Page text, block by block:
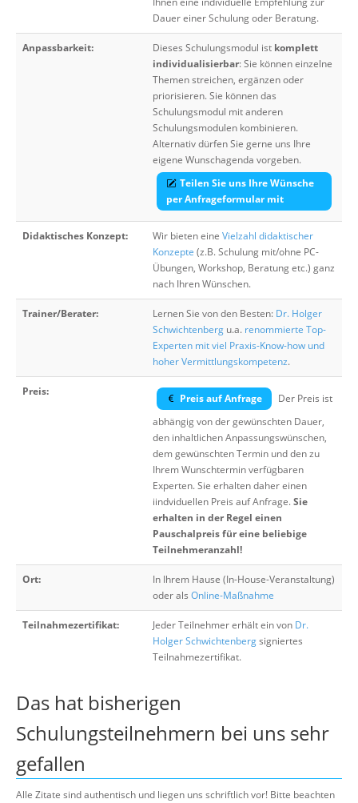
Dauer einer Schulung oder Beratung.
Anpassbarkeit: Dieses Schulungsmodul ist komplett
individualisierbar: Sie können einzelne
Themen streichen, ergänzen oder
priorisieren. Sie können das
Schulungsmodul mit anderen
Schulungsmodulen kombinieren.
Alternativ dürfen Sie gerne uns Ihre
eigene Wunschagenda vorgeben.
Teilen Sie uns Ihre Wünsche
per Anfrageformular mit
Didaktisches Konzept: Wir bieten eine Vielzahl didaktischer
Konzepte (z.B. Schulung mit/ohne PC-
Übungen, Workshop, Beratung etc.) ganz
nach Ihren Wünschen.
Trainer/Berater: Lernen Sie von den Besten: Dr. Holger
Schwichtenberg u.a. renommierte Top-
Experten mit viel Praxis-Know-how und
hoher Vermittlungskompetenz.
Preis:
Preis auf Anfrage
Der Preis ist
abhängig von der gewünschten Dauer,
den inhaltlichen Anpassungswünschen,
dem gewünschten Termin und den zu
Ihrem Wunschtermin verfügbaren
Experten. Sie erhalten daher einen
iindviduellen Preis auf Anfrage.Sie
erhalten in der Regel einen
Pauschalpreis für eine beliebige
Teilnehmeranzahl!
Ort:
In Ihrem Hause (In-House-Veranstaltung)
oder als Online-Maßnahme
Teilnahmezertifikat: Jeder Teilnehmer erhält ein von Dr.
Holger Schwichtenbergsigniertes
Teilnahmezertifikat.
Das hat bisherigen
Schulungsteilnehmern bei uns sehr
gefallen
Alle Zitate sind authentisch und liegen uns schriftlich vor! Bitte beachten